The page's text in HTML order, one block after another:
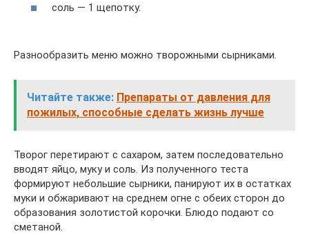
соль — 1 щепотку.
Разнообразить меню можно творожными сырниками.
Читайте также: Препараты от давления для
пожилых, способные сделать жизнь лучше
Творог перетирают с сахаром, затем последовательно
вводят яйцо, муку и соль. Из полученного теста
формируют небольшие сырники, панируют их в остатках
муки и обжаривают на среднем огне с обеих сторон до
образования золотистой корочки. Блюдо подают со
сметаной.